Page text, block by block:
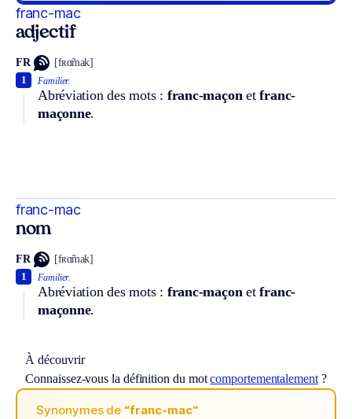
franc-mac
adjectif
FR [fʀɑ̃mak]
Familier.
Abréviation des mots : franc-maçon etfranc-
maçonne.
1
franc-mac
nom
FR [fʀɑ̃mak]
Familier.
Abréviation des mots : franc-maçon etfranc-
maçonne.
1
À découvrir
Connaissez-vous la définition du motcomportementalement?
Synonymes de “franc-mac“